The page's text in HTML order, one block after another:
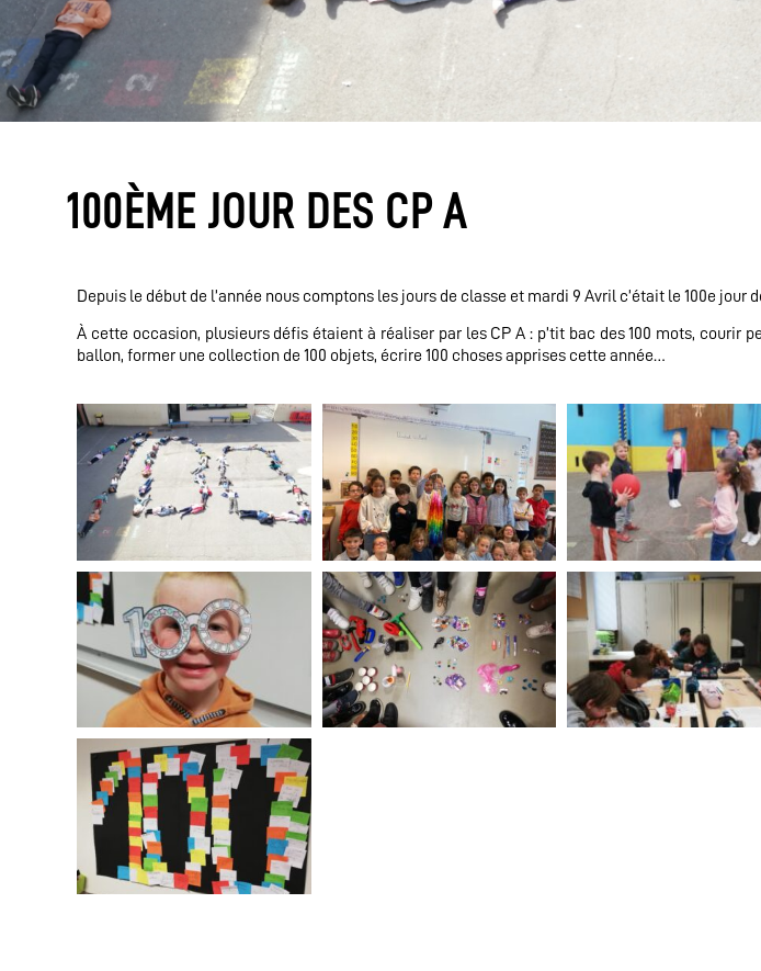
100ÈME JOUR DES CP A
Depuis le début de l’année nous comptons les jours de classe et mardi 9 Avril c’était le 100e jour
À cette occasion, plusieurs défis étaient à réaliser par les CP A : p’tit bac des 100 mots, courir
ballon, former une collection de 100 objets, écrire 100 choses apprises cette année…